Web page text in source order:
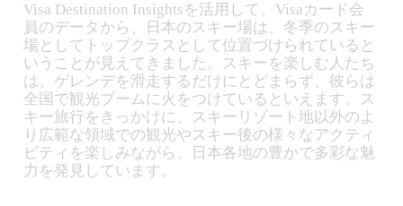
Visa Destination Insightsを活用して、Visaカード会
員のデータから、日本のスキー場は、冬季のスキー
場としてトップクラスとして位置づけられていると
いうことが見えてきました。スキーを楽しむ人たち
は、ゲレンデを滑走するだけにとどまらず、彼らは
全国で観光ブームに火をつけているといえます。ス
キー旅行をきっかけに、スキーリゾート地以外のよ
り広範な領域での観光やスキー後の様々なアクティ
ビティを楽しみながら、日本各地の豊かで多彩な魅
力を発見しています。